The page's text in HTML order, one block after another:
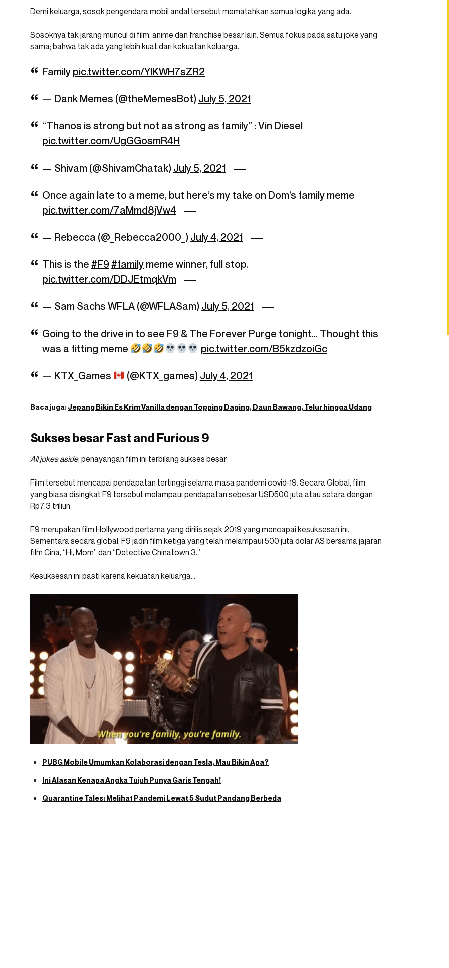
Demi keluarga, sosok pengendara mobil andal tersebut mematahkan semua logika yang ada.
Sosoknya tak jarang muncul di film, anime dan franchise besar lain. Semua fokus pada satu joke yang
sama; bahwa tak ada yang lebih kuat dari kekuatan keluarga.
Family pic.twitter.com/YlKWH7sZR2
— Dank Memes (@theMemesBot) July 5, 2021
“Thanos is strong but not as strong as family” : Vin Diesel
pic.twitter.com/UgGGosmR4H
— Shivam (@ShivamChatak) July 5, 2021
Once again late to a meme, but here’s my take on Dom’s family meme
pic.twitter.com/7aMmd8jVw4
— Rebecca (@_Rebecca2000_) July 4, 2021
This is the #F9 #family meme winner, full stop.
pic.twitter.com/DDJEtmqkVm
— Sam Sachs WFLA (@WFLASam) July 5, 2021
Going to the drive in to see F9 & The Forever Purge tonight… Thought this
was a fitting meme
pic.twitter.com/B5kzdzoiGc
— KTX_Games (@KTX_games) July 4, 2021
Baca juga:Jepang Bikin Es Krim Vanilla dengan Topping Daging, Daun Bawang, Telur hingga Udang
Sukses besar Fast and Furious 9
All jokes aside, penayangan film ini terbilang sukses besar.
Film tersebut mencapai pendapatan tertinggi selama masa pandemi covid-19. Secara Global, film
yang biasa disingkat F9 tersebut melampaui pendapatan sebesar USD500 juta atau setara dengan
Rp7,3 triliun.
F9 merupakan film Hollywood pertama yang dirilis sejak 2019 yang mencapai kesuksesan ini.
Sementara secara global, F9 jadih film ketiga yang telah melampaui 500 juta dolar AS bersama jajaran
film Cina, “Hi, Mom” dan “Detective Chinatown 3.”
Kesuksesan ini pasti karena kekuatan keluarga…
PUBG Mobile Umumkan Kolaborasi dengan Tesla, Mau Bikin Apa?
Ini Alasan Kenapa Angka Tujuh Punya Garis Tengah!
Quarantine Tales: Melihat Pandemi Lewat 5 Sudut Pandang Berbeda